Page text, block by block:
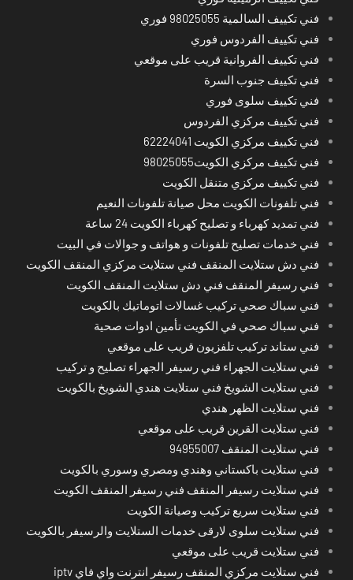
فني تكييف السالمية 98025055 فوري
فني تكييف الفردوس فوري
فني تكييف الفروانية قريب على موقعي
فني تكييف جنوب السرة
فني تكييف سلوى فوري
فني تكييف مركزي الفردوس
فني تكييف مركزي الكويت 62224041
فني تكييف مركزي الكويت98025055
فني تكييف مركزي متنقل الكويت
فني تلفونات الكويت محل صيانة تلفونات النعيم
فني تمديد كهرباء و تصليح كهرباء الكويت 24 ساعة
فني خدمات تصليح تلفونات و هواتف و جوالات في البيت
فني دش ستلايت المنقف فني ستلايت مركزي المنقف الكويت
فني رسيفر المنقف فني دش ستلايت المنقف الكويت
فني سباك صحي تركيب غسالات اتوماتيك بالكويت
فني سباك صحي في الكويت تأمين ادوات صحية
فني ستاند تركيب تلفزيون قريب على موقعي
فني ستلايت الجهراء فني رسيفر الجهراء تصليح و تركيب
فني ستلايت الشويخ فني ستلايت هندي الشويخ بالكويت
فني ستلايت الظهر هندي
فني ستلايت القرين قريب على موقعي
فني ستلايت المنقف 94955007
فني ستلايت باكستاني وهندي ومصري وسوري بالكويت
فني ستلايت رسيفر المنقف فني رسيفر المنقف الكويت
فني ستلايت سريع تركيب وصيانة الكويت
فني ستلايت سلوى لارقى خدمات الستلايت والرسيفر بالكويت
فني ستلايت قريب على موقعي
فني ستلايت مركزي المنقف رسيفر انترنت واي فاي iptv